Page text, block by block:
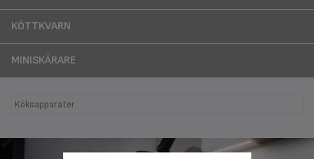
KÖTTKVARN
MINISKÄRARE
Köksapparater